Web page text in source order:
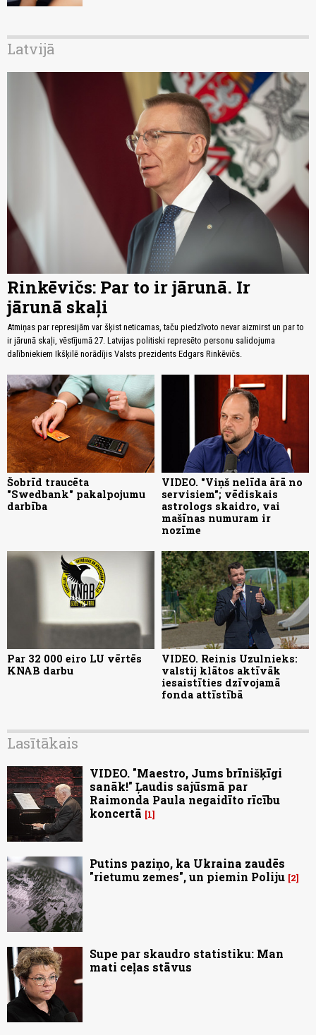
Latvijā
Rinkēvičs: Par to ir jārunā. Ir
jārunā skaļi
Atmiņas par represijām var šķist neticamas, taču piedzīvoto nevar aizmirst un par to
ir jārunā skaļi, vēstījumā 27. Latvijas politiski represēto personu salidojuma
dalībniekiem Ikšķilē norādījis Valsts prezidents Edgars Rinkēvičs.
Šobrīd traucēta
"Swedbank" pakalpojumu
darbība
VIDEO. "Viņš nelīda ārā no
servisiem"; vēdiskais
astrologs skaidro, vai
mašīnas numuram ir
nozīme
Par 32 000 eiro LU vērtēs
KNAB darbu
VIDEO. Reinis Uzulnieks:
valstij klātos aktīvāk
iesaistīties dzīvojamā
fonda attīstībā
Lasītākais
VIDEO. "Maestro, Jums brīnišķīgi
sanāk!" Ļaudis sajūsmā par
Raimonda Paula negaidīto rīcību
koncertā
1
Putins paziņo, ka Ukraina zaudēs
"rietumu zemes", un piemin Poliju 2
Supe par skaudro statistiku: Man
mati ceļas stāvus